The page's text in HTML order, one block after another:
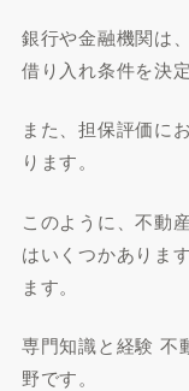
銀行や金融機関は
借り入れ条件を決
また、担保評価に
ります。
このように、不動
はいくつかありま
ます。
専門知識と経験 不
野です。